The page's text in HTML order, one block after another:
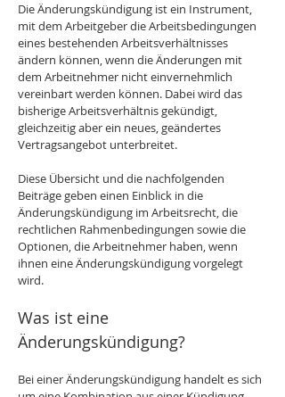
Die Änderungskündigung ist ein Instrument,
mit dem Arbeitgeber die Arbeitsbedingungen
eines bestehenden Arbeitsverhältnisses
ändern können, wenn die Änderungen mit
dem Arbeitnehmer nicht einvernehmlich
vereinbart werden können. Dabei wird das
bisherige Arbeitsverhältnis gekündigt,
gleichzeitig aber ein neues, geändertes
Vertragsangebot unterbreitet.
Diese Übersicht und die nachfolgenden
Beiträge geben einen Einblick in die
Änderungskündigung im Arbeitsrecht, die
rechtlichen Rahmenbedingungen sowie die
Optionen, die Arbeitnehmer haben, wenn
ihnen eine Änderungskündigung vorgelegt
wird.
Was ist eine
Änderungskündigung?
Bei einer Änderungskündigung handelt es sich